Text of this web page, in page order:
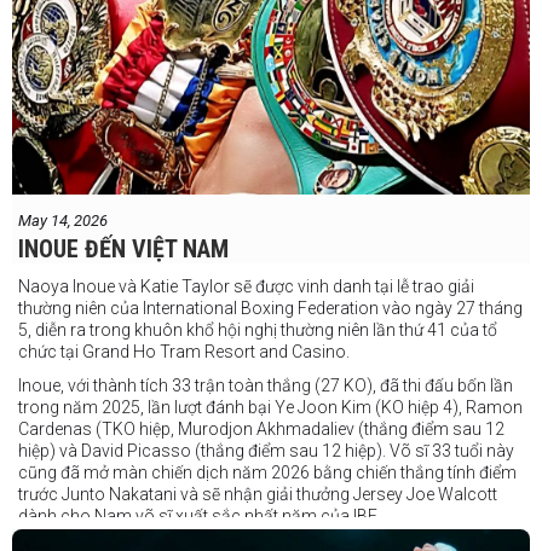
May 14, 2026
INOUE ĐẾN VIỆT NAM
Naoya Inoue và Katie Taylor sẽ được vinh danh tại lễ trao giải
thường niên của International Boxing Federation vào ngày 27 tháng
5, diễn ra trong khuôn khổ hội nghị thường niên lần thứ 41 của tổ
chức tại Grand Ho Tram Resort and Casino.
Inoue, với thành tích 33 trận toàn thắng (27 KO), đã thi đấu bốn lần
trong năm 2025, lần lượt đánh bại Ye Joon Kim (KO hiệp 4), Ramon
Cardenas (TKO hiệp, Murodjon Akhmadaliev (thắng điểm sau 12
hiệp) và David Picasso (thắng điểm sau 12 hiệp). Võ sĩ 33 tuổi này
cũng đã mở màn chiến dịch năm 2026 bằng chiến thắng tính điểm
trước Junto Nakatani và sẽ nhận giải thưởng Jersey Joe Walcott
dành cho Nam võ sĩ xuất sắc nhất năm của IBF.